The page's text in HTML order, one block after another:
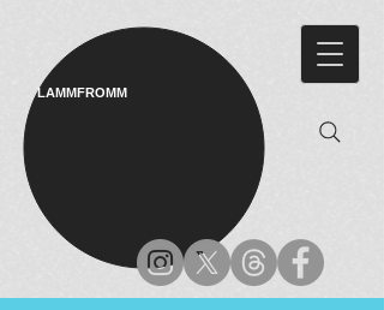
LAMMFROMM​